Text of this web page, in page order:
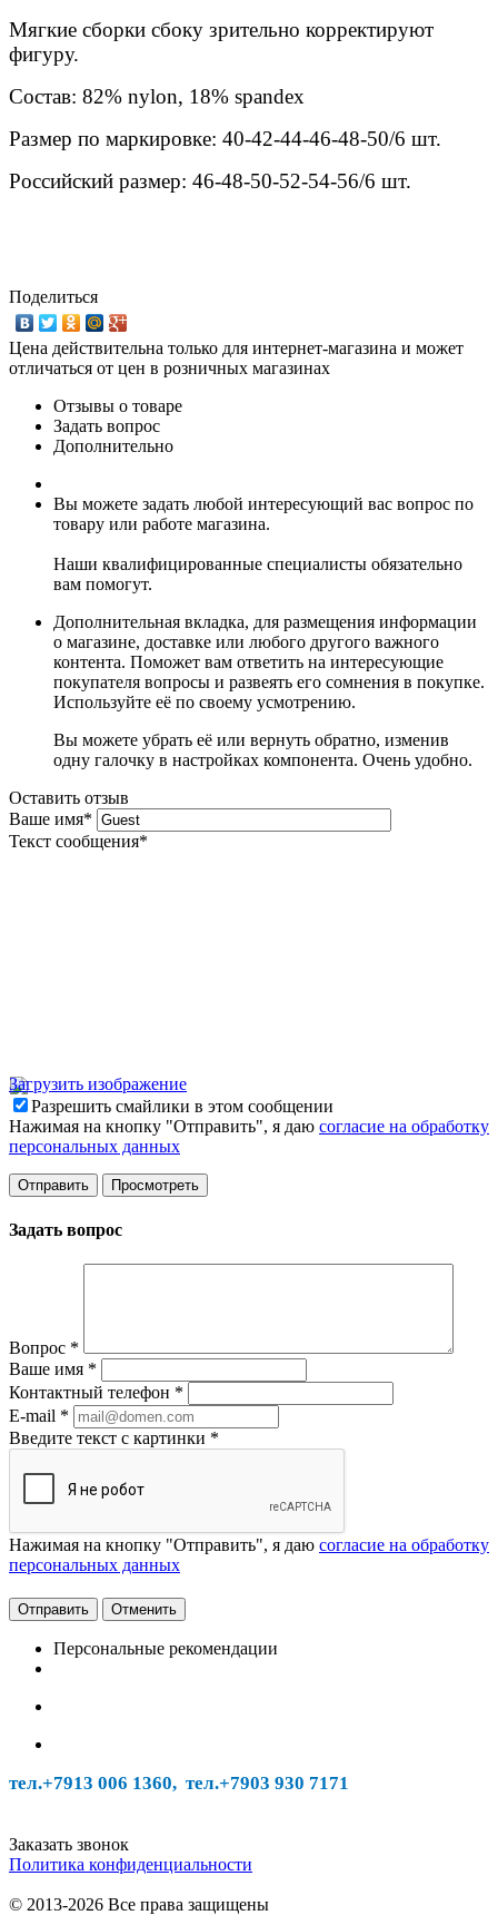
Мягкие сборки сбоку зрительно корректируют
фигуру.
Состав: 82% nylon, 18% spandex
Размер по маркировке: 40-42-44-46-48-50/6 шт.
Российский размер: 46-48-50-52-54-56/6 шт.
Поделиться
Цена действительна только для интернет-магазина и может
отличаться от цен в розничных магазинах
Отзывы о товаре
Задать вопрос
Дополнительно
Вы можете задать любой интересующий вас вопрос по
товару или работе магазина.
Наши квалифицированные специалисты обязательно
вам помогут.
Дополнительная вкладка, для размещения информации
о магазине, доставке или любого другого важного
контента. Поможет вам ответить на интересующие
покупателя вопросы и развеять его сомнения в покупке.
Используйте её по своему усмотрению.
Вы можете убрать её или вернуть обратно, изменив
одну галочку в настройках компонента. Очень удобно.
Оставить отзыв
Ваше имя*
Текст сообщения*
Загрузить изображение
Разрешить смайлики в этом сообщении
Нажимая на кнопку "Отправить", я даю согласие на обработку
персональных данных
Задать вопрос
Вопрос *
Ваше имя *
Контактный телефон *
E-mail *
Введите текст с картинки *
Нажимая на кнопку "Отправить", я даю согласие на обработку
персональных данных
Отменить
Персональные рекомендации
тел.+7913 006 1360, тел.+7903 930 7171
Заказать звонок
Политика конфиденциальности
© 2013-2026 Все права защищены